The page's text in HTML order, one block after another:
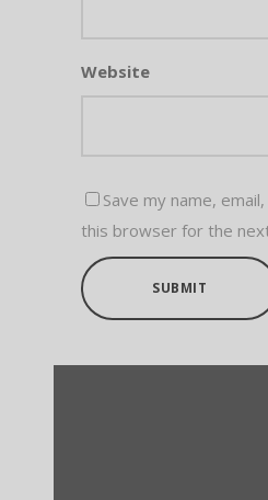
Website
Save my name,
this browser for the
SUBMIT